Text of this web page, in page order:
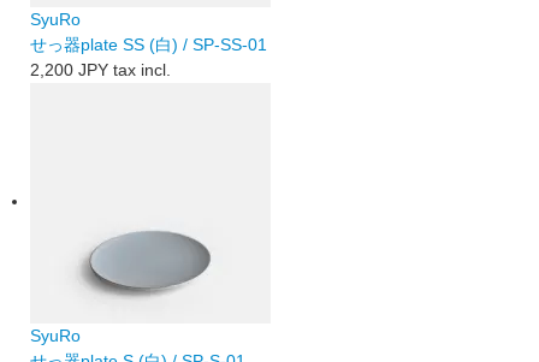
SyuRo
せっ器plate SS (白) / SP-SS-01
2,200 JPY tax incl.
SyuRo